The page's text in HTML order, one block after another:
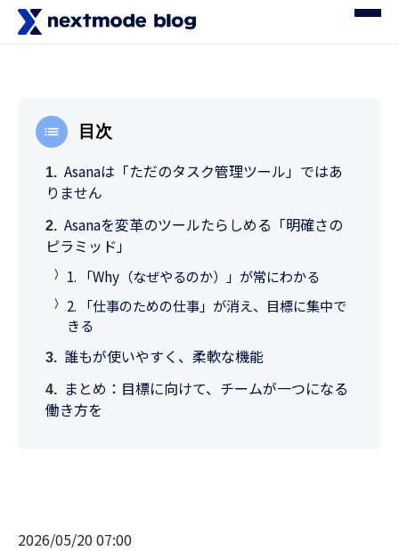
目次
Asanaは「ただのタスク管理ツール」ではあ
りません
Asanaを変革のツールたらしめる「明確さの
ピラミッド」
1. 「Why（なぜやるのか）」が常にわかる
2. 「仕事のための仕事」が消え、目標に集中で
きる
誰もが使いやすく、柔軟な機能
まとめ：目標に向けて、チームが一つになる
働き方を
2026/05/20 07:00